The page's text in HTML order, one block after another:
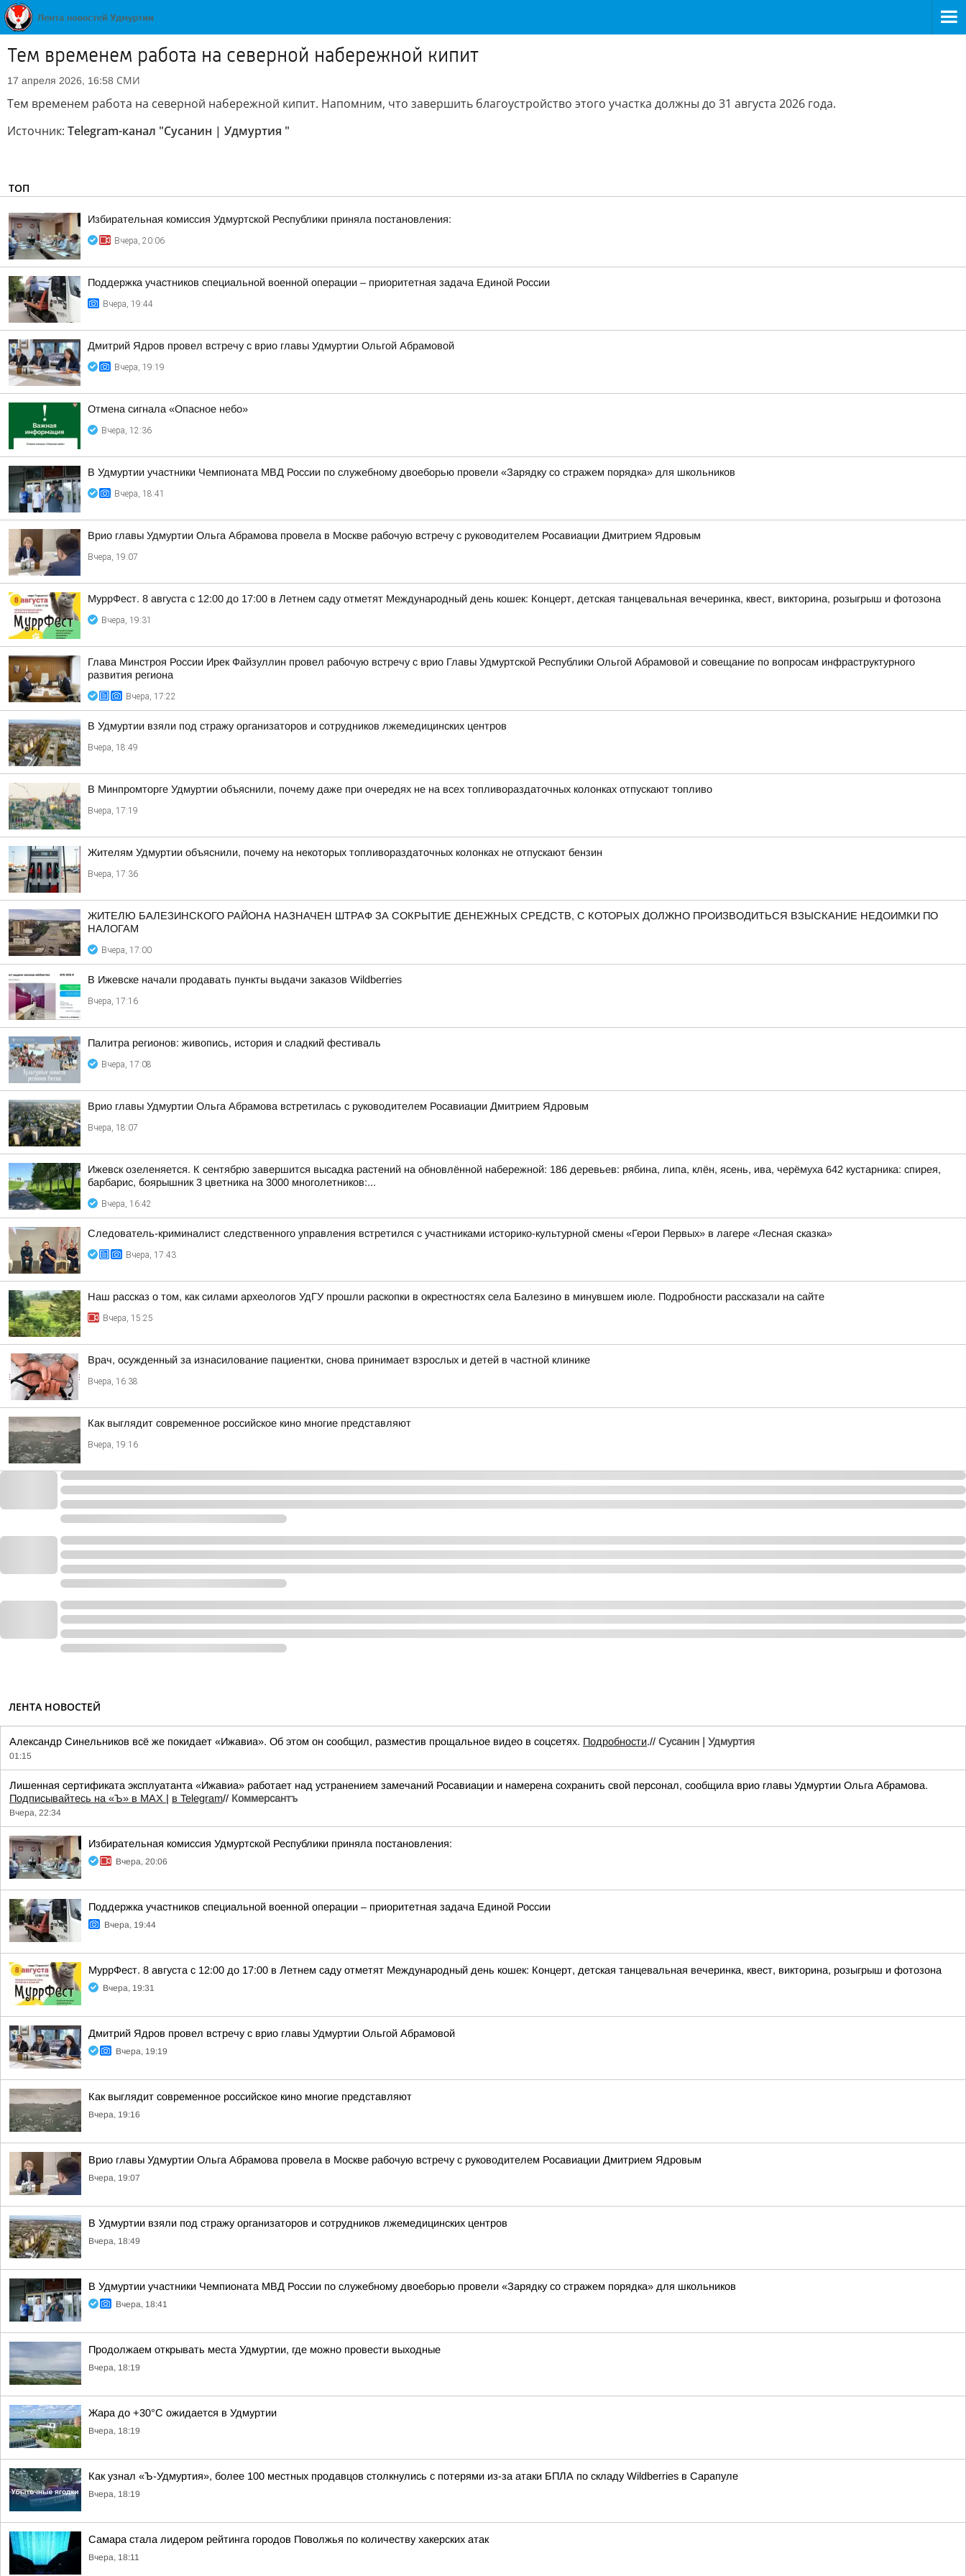
Тем временем работа на северной набережной кипит
17 апреля 2026, 16:58 СМИ
Тем временем работа на северной набережной кипит. Напомним, что завершить благоустройство этого участка должны до 31 августа 2026 года.
Источник: Telegram-канал "Сусанин | Удмуртия "
ТОП
Избирательная комиссия Удмуртской Республики приняла постановления:
Вчера, 20:06
Поддержка участников специальной военной операции – приоритетная задача Единой России
Вчера, 19:44
Дмитрий Ядров провел встречу с врио главы Удмуртии Ольгой Абрамовой
Вчера, 19:19
Отмена сигнала «Опасное небо»
Вчера, 12:36
В Удмуртии участники Чемпионата МВД России по служебному двоеборью провели «Зарядку со стражем порядка» для школьников
Вчера, 18:41
Врио главы Удмуртии Ольга Абрамова провела в Москве рабочую встречу с руководителем Росавиации Дмитрием Ядровым
Вчера, 19:07
МуррФест. 8 августа с 12:00 до 17:00 в Летнем саду отметят Международный день кошек: Концерт, детская танцевальная вечеринка, квест, викторина, розыгрыш и фотозона
Вчера, 19:31
Глава Минстроя России Ирек Файзуллин провел рабочую встречу с врио Главы Удмуртской Республики Ольгой Абрамовой и совещание по вопросам инфраструктурного
развития региона
Вчера, 17:22
В Удмуртии взяли под стражу организаторов и сотрудников лжемедицинских центров
Вчера, 18:49
В Минпромторге Удмуртии объяснили, почему даже при очередях не на всех топливораздаточных колонках отпускают топливо
Вчера, 17:19
Жителям Удмуртии объяснили, почему на некоторых топливораздаточных колонках не отпускают бензин
Вчера, 17:36
ЖИТЕЛЮ БАЛЕЗИНСКОГО РАЙОНА НАЗНАЧЕН ШТРАФ ЗА СОКРЫТИЕ ДЕНЕЖНЫХ СРЕДСТВ, С КОТОРЫХ ДОЛЖНО ПРОИЗВОДИТЬСЯ ВЗЫСКАНИЕ НЕДОИМКИ ПО
НАЛОГАМ
Вчера, 17:00
В Ижевске начали продавать пункты выдачи заказов Wildberries
Вчера, 17:16
Палитра регионов: живопись, история и сладкий фестиваль
Вчера, 17:08
Врио главы Удмуртии Ольга Абрамова встретилась с руководителем Росавиации Дмитрием Ядровым
Вчера, 18:07
Ижевск озеленяется. К сентябрю завершится высадка растений на обновлённой набережной: 186 деревьев: рябина, липа, клён, ясень, ива, черёмуха 642 кустарника: спирея,
барбарис, боярышник 3 цветника на 3000 многолетников:...
Вчера, 16:42
Следователь-криминалист следственного управления встретился с участниками историко-культурной смены «Герои Первых» в лагере «Лесная сказка»
Вчера, 17:43
Наш рассказ о том, как силами археологов УдГУ прошли раскопки в окрестностях села Балезино в минувшем июле. Подробности рассказали на сайте
Вчера, 15:25
Врач, осужденный за изнасилование пациентки, снова принимает взрослых и детей в частной клинике
Вчера, 16:38
Как выглядит современное российское кино многие представляют
Вчера, 19:16
ЛЕНТА НОВОСТЕЙ
Александр Синельников всё же покидает «Ижавиа». Об этом он сообщил, разместив прощальное видео в соцсетях. Подробности.// Сусанин | Удмуртия
01:15
Лишенная сертификата эксплуатанта «Ижавиа» работает над устранением замечаний Росавиации и намерена сохранить свой персонал, сообщила врио главы Удмуртии Ольга Абрамова.
Подписывайтесь на «Ъ» в MAX | в Telegram// Коммерсантъ
Вчера, 22:34
Избирательная комиссия Удмуртской Республики приняла постановления:
Вчера, 20:06
Поддержка участников специальной военной операции – приоритетная задача Единой России
Вчера, 19:44
МуррФест. 8 августа с 12:00 до 17:00 в Летнем саду отметят Международный день кошек: Концерт, детская танцевальная вечеринка, квест, викторина, розыгрыш и фотозона
Вчера, 19:31
Дмитрий Ядров провел встречу с врио главы Удмуртии Ольгой Абрамовой
Вчера, 19:19
Как выглядит современное российское кино многие представляют
Вчера, 19:16
Врио главы Удмуртии Ольга Абрамова провела в Москве рабочую встречу с руководителем Росавиации Дмитрием Ядровым
Вчера, 19:07
В Удмуртии взяли под стражу организаторов и сотрудников лжемедицинских центров
Вчера, 18:49
В Удмуртии участники Чемпионата МВД России по служебному двоеборью провели «Зарядку со стражем порядка» для школьников
Вчера, 18:41
Продолжаем открывать места Удмуртии, где можно провести выходные
Вчера, 18:19
Жара до +30°С ожидается в Удмуртии
Вчера, 18:19
Как узнал «Ъ-Удмуртия», более 100 местных продавцов столкнулись с потерями из-за атаки БПЛА по складу Wildberries в Сарапуле
Вчера, 18:19
Самара стала лидером рейтинга городов Поволжья по количеству хакерских атак
Вчера, 18:11